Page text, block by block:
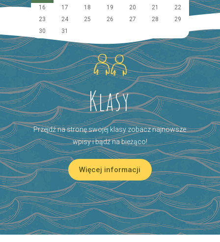
16
17 18 19 20 21
22
23
24 25 26 27 28
29
30
31
Klasy
Przejdź na stronę swojej klasy zobacz najnowsze
wpisy i bądź na bieżąco!
Więcej informacji